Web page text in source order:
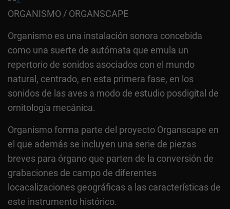
ORGANISMO / ORGANSCAPE
Organismo es una instalación sonora concebida
como una suerte de autómata que emula un
repertorio de sonidos asociados con el mundo
natural, centrado, en esta primera fase, en los
sonidos de las aves a modo de estudio posdigital de
ornitología mecánica.
Organismo forma parte del proyecto Organscape en
el que además se incluyen una serie de piezas
breves para órgano que parten de la conversión de
grabaciones de campo de diferentes
locacalizaciones geográficas a las características de
este instrumento histórico.